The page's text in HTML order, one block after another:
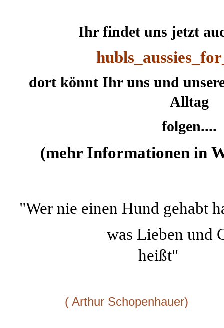
Ihr findet uns jetzt
dort könnt Ihr uns und
Alltag
folgen....
(mehr Informationen in
"Wer nie einen Hund
was Lieben und
heißt"
( Arthur Schopenhauer)